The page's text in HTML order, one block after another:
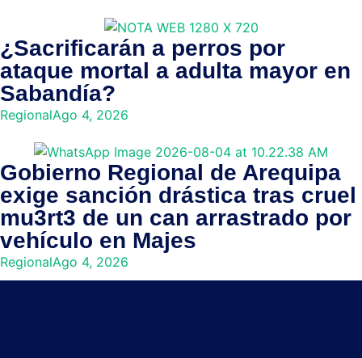
¿Sacrificarán a perros por
ataque mortal a adulta mayor en
Sabandía?
RegionalAgo 4, 2026
Gobierno Regional de Arequipa
exige sanción drástica tras cruel
mu3rt3 de un can arrastrado por
vehículo en Majes
RegionalAgo 4, 2026